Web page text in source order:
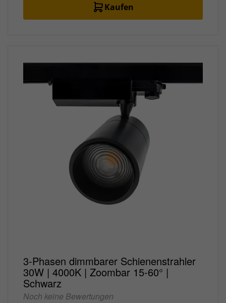
Kaufen
3-Phasen dimmbarer Schienenstrahler
30W | 4000K | Zoombar 15-60° |
Schwarz
Noch keine Bewertungen